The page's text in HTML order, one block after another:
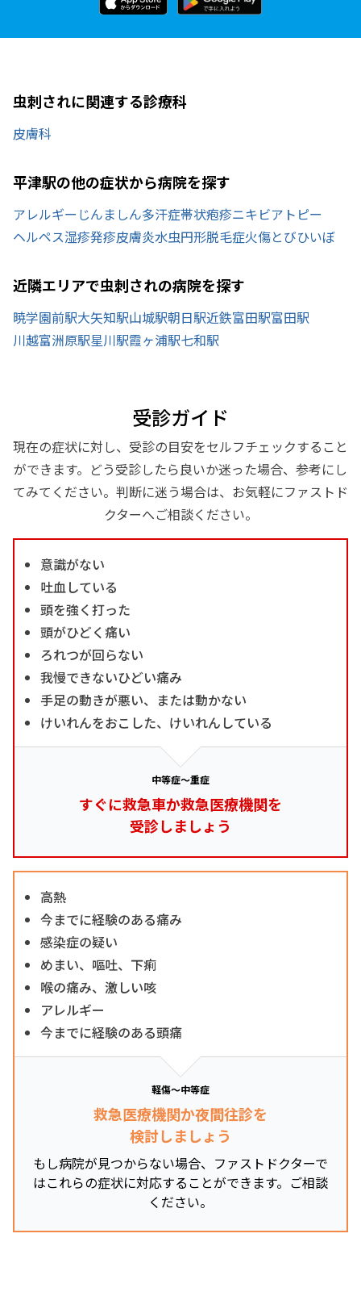
虫刺されに関連する診療科
皮膚科
平津駅の他の症状から病院を探す
アレルギー じんましん多汗症帯状疱疹ニキビアトピー
ヘルペス湿疹発疹皮膚炎水虫円形脱毛症火傷とびひいぼ
近隣エリアで虫刺されの病院を探す
暁学園前駅大矢知駅山城駅朝日駅近鉄富田駅富田駅
川越富洲原駅星川駅霞ヶ浦駅七和駅
受診ガイド
現在の症状に対し、受診の目安をセルフチェックすること
ができます。どう受診したら良いか迷った場合、参考にし
てみてください。判断に迷う場合は、お気軽にファストド
クターへご相談ください。
意識がない
吐血している
頭を強く打った
頭がひどく痛い
ろれつが回らない
我慢できないひどい痛み
手足の動きが悪い、または動かない
けいれんをおこした、けいれんしている
中等症～重症
すぐに救急車か救急医療機関を
受診しましょう
高熱
今までに経験のある痛み
感染症の疑い
めまい、嘔吐、下痢
喉の痛み、激しい咳
アレルギー
今までに経験のある頭痛
軽傷～中等症
救急医療機関か夜間往診を
検討しましょう
もし病院が見つからない場合、ファストドクターで
はこれらの症状に対応することができます。ご相談
ください。